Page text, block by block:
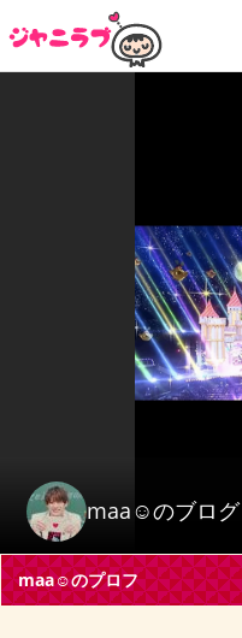
maa☺のブログ
maa☺のプロフ